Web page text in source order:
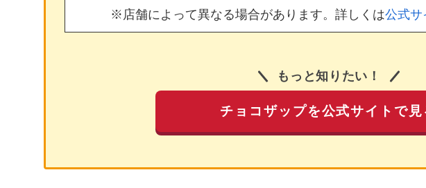
※店舗によって異なる場合があります。詳しくは公式サ
もっと知りたい！
チョコザップを公式サイトで見